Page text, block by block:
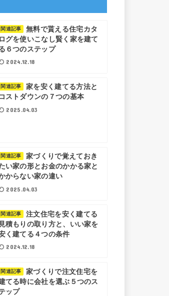
関連記事
無料で貰える住宅カタ
ログを使いこなし賢く家を建て
６つのステップ
2024.12.18
関連記事
家を安く建てる方法と
コストダウンの７つの基本
2025.04.03
関連記事
家づくりで覚えておき
い家の形とお金のかかる家と
からない家の違い
2025.04.03
関連記事
注文住宅を安く建てる
見積もりの取り方と、いい家を
く建てる４つの条件
2024.12.18
関連記事
家づくりで注文住宅を
てる時に会社を選ぶ５つのス
ップ